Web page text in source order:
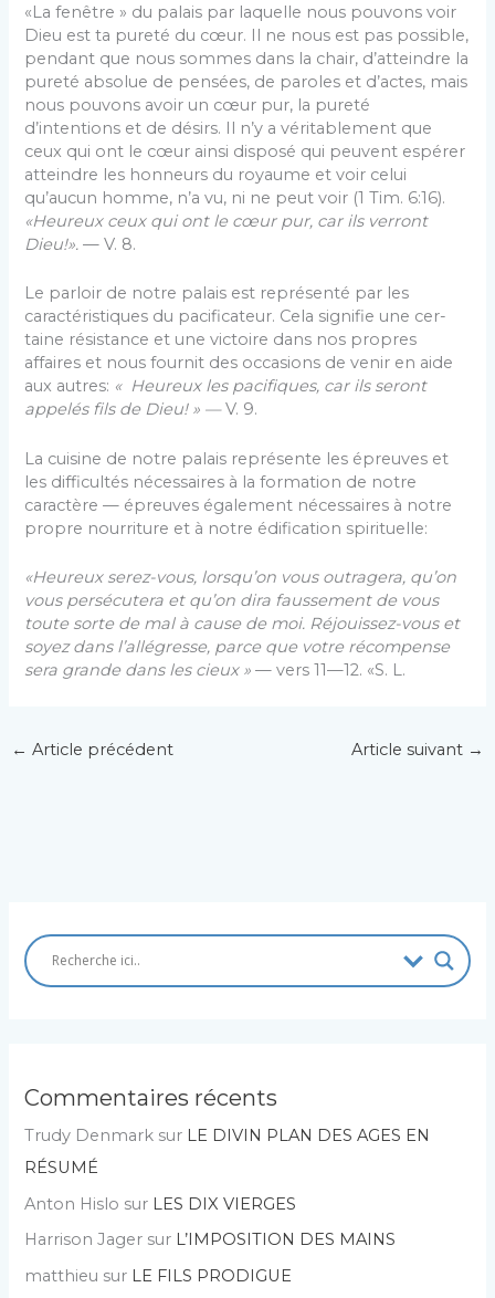
«La fenêtre » du palais par laquelle nous pouvons voir
Dieu est ta pureté du cœur. Il ne nous est pas possible,
pendant que nous sommes dans la chair, d’atteindre la
pureté absolue de pensées, de paroles et d’actes, mais
nous pouvons avoir un cœur pur, la pureté
d’intentions et de désirs. Il n’y a véritable­ment que
ceux qui ont le cœur ainsi disposé qui peuvent espérer
atteindre les honneurs du royaume et voir celui
qu’aucun homme, n’a vu, ni ne peut voir (1 Tim. 6:16).
«Heureux ceux qui ont le cœur pur, car ils verront
Dieu!».— V. 8.
Le parloir de notre palais est représenté par les
caractéristiques du pacificateur. Cela signifie une cer­
taine résistance et une victoire dans nos propres
affaires et nous fournit des occasions de venir en aide
aux autres: « Heureux les pacifiques, car ils seront
appelés fils de Dieu! » —V. 9.
La cuisine de notre palais représente les épreuves et
les difficultés nécessaires à la formation de notre
caractère — épreuves également nécessaires à notre
propre nourriture et à notre édification spirituelle:
«Heureux serez-vous, lorsqu’on vous outragera, qu’on
vous persécutera et qu’on dira faussement de vous
toute sorte de mal à cause de moi. Réjouissez-vous et
soyez dans l’allégresse, parce que votre récompense
sera grande dans les cieux » — vers 11—12. «S. L.
← Article précédent Article suivant →
Commentaires récents
Trudy Denmark sur LE DIVIN PLAN DES AGES EN
RÉSUMÉ
Anton Hislo sur LES DIX VIERGES
Harrison Jager sur L’IMPOSITION DES MAINS
matthieu sur LE FILS PRODIGUE